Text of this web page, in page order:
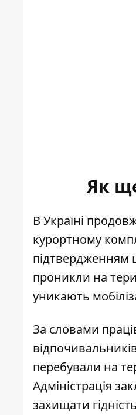
Як
В Україні
курортному
підтвердженням
проникли на
уникають
За словами
перебували на
Адміністрація
захищати